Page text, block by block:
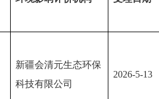
新疆会清元生态环保
科技有限公司
2026-5-13